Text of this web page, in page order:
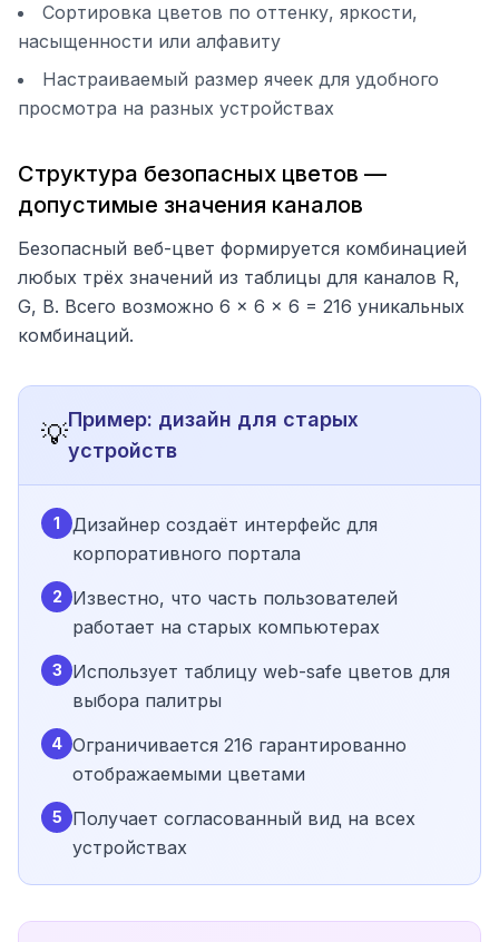
Сортировка цветов по оттенку, яркости,
насыщенности или алфавиту
Настраиваемый размер ячеек для удобного
просмотра на разных устройствах
Структура безопасных цветов —
допустимые значения каналов
Безопасный веб-цвет формируется комбинацией
любых трёх значений из таблицы для каналов R,
G, B. Всего возможно 6 × 6 × 6 = 216 уникальных
комбинаций.
💡Пример: дизайн для старых
устройств
1
Дизайнер создаёт интерфейс для
корпоративного портала
2
Известно, что часть пользователей
работает на старых компьютерах
3
Использует таблицу web-safe цветов для
выбора палитры
4 Ограничивается 216 гарантированно
отображаемыми цветами
5
Получает согласованный вид на всех
устройствах